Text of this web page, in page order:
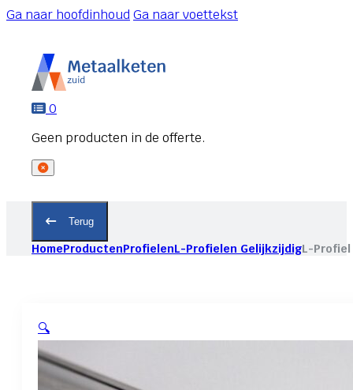
Ga naar hoofdinhoudGa naar voettekst
0
Terug
HomeProductenProfielenL-Profielen GelijkzijdigL-
🔍